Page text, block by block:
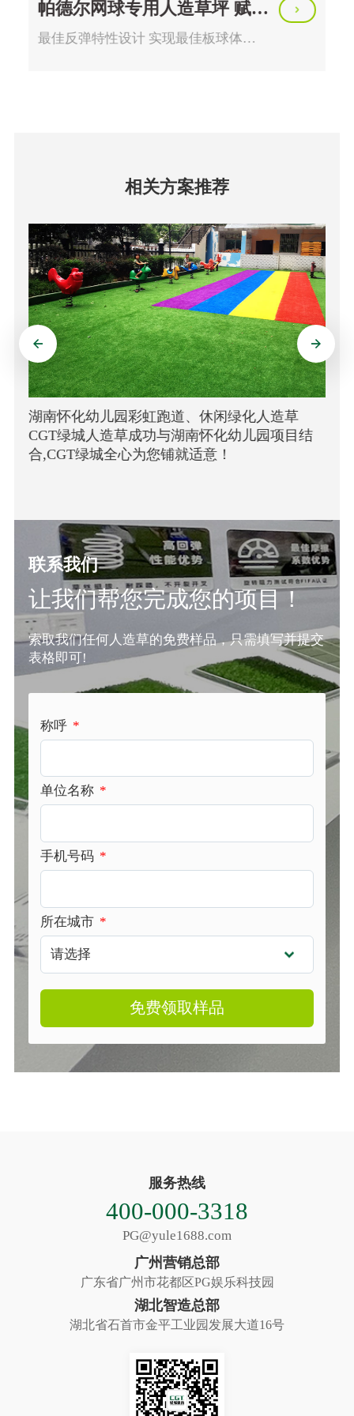
帕德尔网球专用人造草坪 赋予每场比赛卓越的弹性与稳定性，提升赛场体验，尽享胜利时刻
最佳反弹特性设计 实现最佳板球体验 专为帕德尔网球设计，绿城帕德尔网球人造草坪系统具有最佳的生物力学特性：弹性、减震和均匀的球弹跳。为板球场安装人造草坪表面可以在一年中的所有时期在整个球场上提供均匀的角度和垂直球弹跳值，不仅完全满足比赛标准
相关方案推荐
湖南怀化幼儿园彩虹跑道、休闲绿化人造草
CGT绿城人造草成功与湖南怀化幼儿园项目结
合,CGT绿城全心为您铺就适意！
联系我们
让我们帮您完成您的项目！
索取我们任何人造草的免费样品，只需填写并提交
表格即可!
称呼 *
单位名称 *
手机号码 *
所在城市 *
免费领取样品
服务热线
400-000-3318
PG@yule1688.com
广州营销总部
广东省广州市花都区PG娱乐科技园
湖北智造总部
湖北省石首市金平工业园发展大道16号